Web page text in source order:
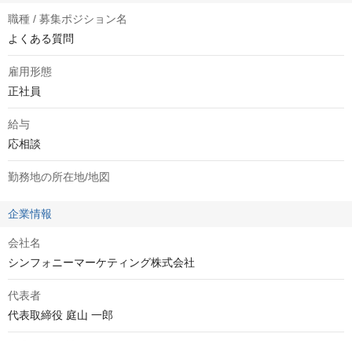
職種 / 募集ポジション名
よくある質問
雇用形態
正社員
給与
応相談
勤務地の所在地/地図
企業情報
会社名
シンフォニーマーケティング株式会社
代表者
代表取締役 庭山 一郎